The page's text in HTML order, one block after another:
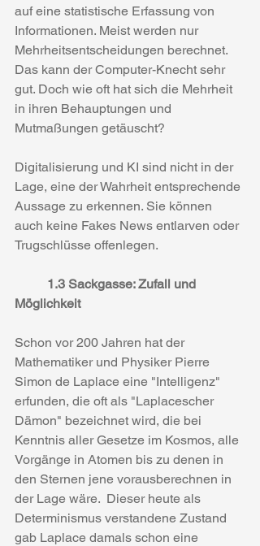
auf eine statistische Erfassung von
Informationen. Meist werden nur
Mehrheitsentscheidungen berechnet.
Das kann der Computer-Knecht sehr
gut. Doch wie oft hat sich die Mehrheit
in ihren Behauptungen und
Mutmaßungen getäuscht?
Digitalisierung und KI sind nicht in der
Lage, eine der Wahrheit entsprechende
Aussage zu erkennen. Sie können
auch keine Fakes News entlarven oder
Trugschlüsse offenlegen.
1.3 Sackgasse: Zufall und
Möglichkeit
Schon vor 200 Jahren hat der
Mathematiker und Physiker Pierre
Simon de Laplace eine "Intelligenz"
erfunden, die oft als "Laplacescher
Dämon" bezeichnet wird, die bei
Kenntnis aller Gesetze im Kosmos, alle
Vorgänge in Atomen bis zu denen in
den Sternen jene vorausberechnen in
der Lage wäre.  Dieser heute als
Determinismus verstandene Zustand
gab Laplace damals schon eine